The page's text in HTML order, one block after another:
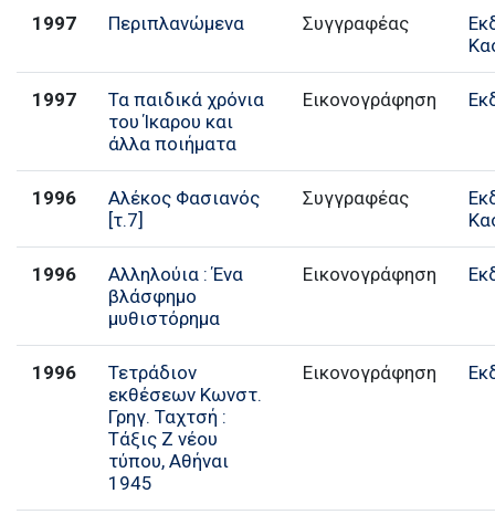
1997 Περιπλανώμενα Συγγραφέας
1997
Τα παιδικά χρόνια
του Ίκαρου και
άλλα ποιήματα
Εικονογράφηση
1996
Αλέκος Φασιανός
[τ.7]
Συγγραφέας
1996
Αλληλούια : Ένα
βλάσφημο
μυθιστόρημα
Εικονογράφηση
1996
Τετράδιον
εκθέσεων Κωνστ.
Γρηγ. Ταχτσή :
Τάξις Ζ νέου
τύπου, Αθήναι
1945
Εικονογράφηση